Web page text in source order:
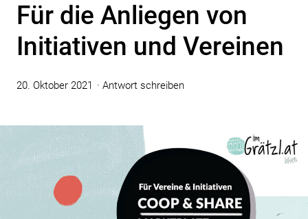
Für die Anliegen von
Initiativen und Vereinen
20. Oktober 2021 Antwort schreiben